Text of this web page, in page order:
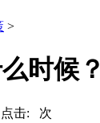
>
时候？
击: 次